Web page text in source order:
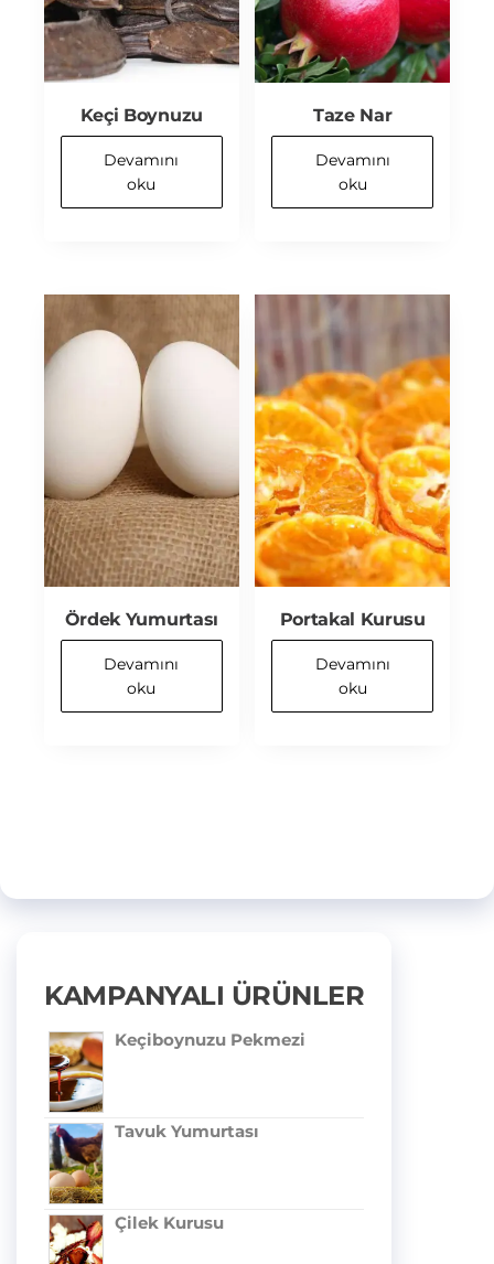
Keçi Boynuzu
Devamını
oku
Taze Nar
Devamını
oku
Ördek Yumurtası
Devamını
oku
Portakal Kurusu
Devamını
oku
KAMPANYALI ÜRÜNLER
Keçiboynuzu Pekmezi
Tavuk Yumurtası
Çilek Kurusu